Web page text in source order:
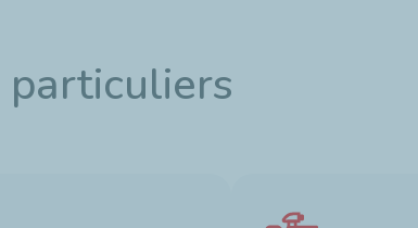
particuliers